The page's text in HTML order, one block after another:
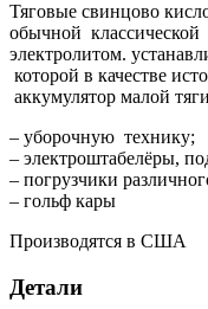
Тяговые свинцово
обычной
электролитом.
которой в качестве
аккумулятор малой
– уборочную технику;
– электроштабелёры,
– погрузчики
– гольф кары
Производятся в США
Детали